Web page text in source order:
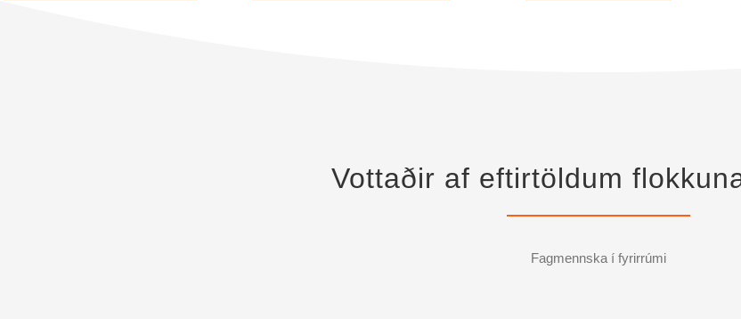
Vottaðir af eftirtöldum
Fagmennska í fyrirrúmi